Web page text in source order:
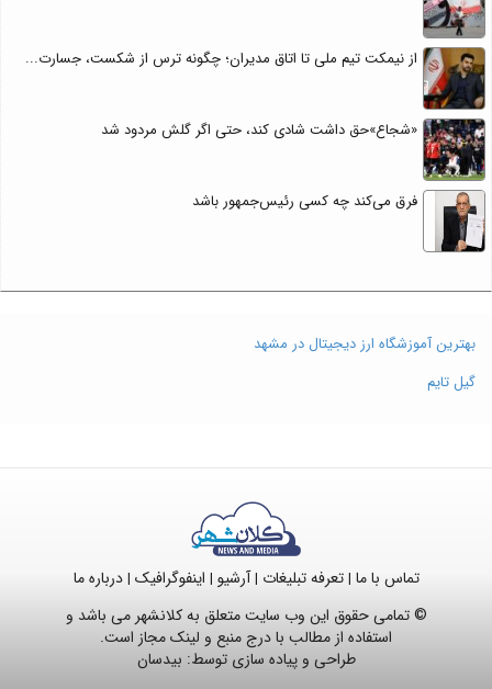
از نیمکت تیم ملی تا اتاق مدیران؛ چگونه ترس از شکست، جسارت...
«شجاع»حق داشت شادی کند، حتی اگر گلش مردود شد
فرق می‌کند چه کسی رئیس‌جمهور باشد
بهترین آموزشگاه ارز دیجیتال در مشهد
گیل تایم
تماس با ما |تعرفه تبلیغات |آرشیو | اینفوگرافیک |درباره ما
© تمامی حقوق این وب سایت متعلق به کلانشهر می باشد و
استفاده از مطالب با درج منبع و لینک مجاز است.
طراحی و پیاده سازی توسط: بیدسان